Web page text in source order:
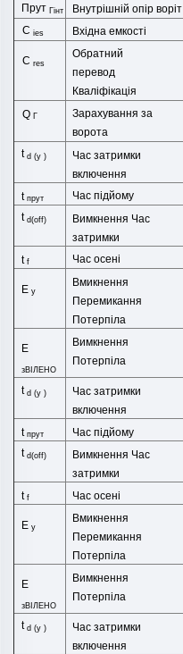
ПрутГінт Внутрішній опір воріт
C ies Вхідна емкості
C res
Обратний
перевод
Кваліфікація
Q Г
Зарахування за
ворота
td(у)
Час затримки
включення
tпрут Час підйому
td(off) Вимкнення Час
затримки
tf Час осені
Еу
Вмикнення
Перемикання
Потерпіла
Е
зВІЛЕНО
Вимкнення
Потерпіла
td(у)
Час затримки
включення
tпрут Час підйому
td(off) Вимкнення Час
затримки
tf Час осені
Еу
Вмикнення
Перемикання
Потерпіла
Е
зВІЛЕНО
Вимкнення
Потерпіла
td(у)
Час затримки
включення